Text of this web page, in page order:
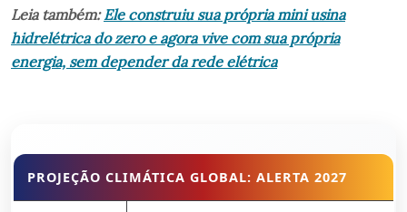
Leia também:Ele construiu sua própria mini usina
hidrelétrica do zero e agora vive com sua própria
energia, sem depender da rede elétrica
PROJEÇÃO CLIMÁTICA GLOBAL: ALERTA 2027